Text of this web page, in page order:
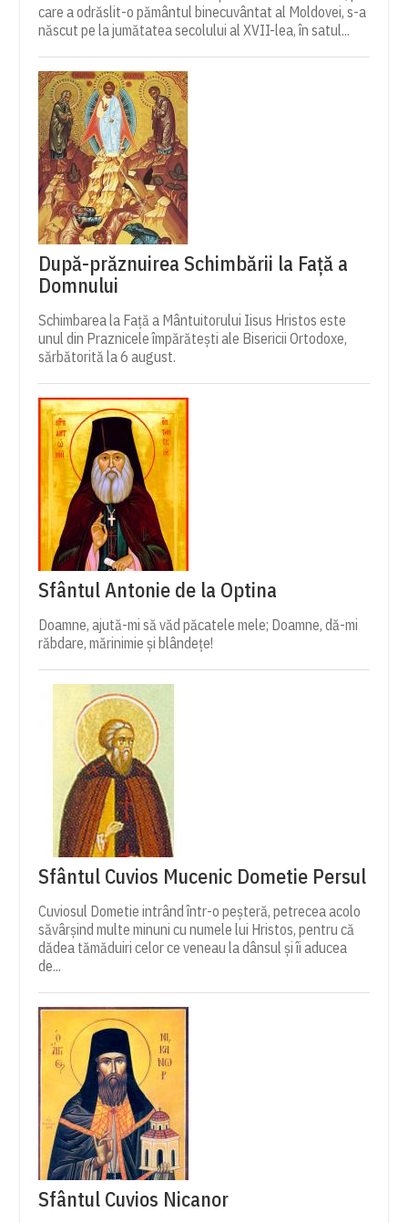
care a odrăslit-o pământul binecuvântat al Moldovei, s-a
născut pe la jumătatea secolului al XVII-lea, în satul...
După-prăznuirea Schimbării la Față a
Domnului
Schimbarea la Față a Mântuitorului Iisus Hristos este
unul din Praznicele împărătești ale Bisericii Ortodoxe,
sărbătorită la 6 august.
Sfântul Antonie de la Optina
Doamne, ajută-mi să văd păcatele mele; Doamne, dă-mi
răbdare, mărinimie şi blândeţe!
Sfântul Cuvios Mucenic Dometie Persul
Cuviosul Dometie intrând într-o peșteră, petrecea acolo
săvârșind multe minuni cu numele lui Hristos, pentru că
dădea tămăduiri celor ce veneau la dânsul și îi aducea
de...
Sfântul Cuvios Nicanor